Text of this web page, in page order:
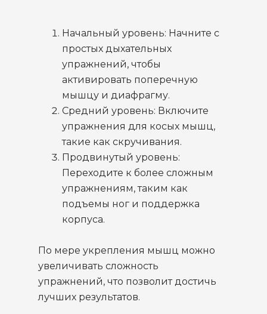
Начальный уровень: Начните с
простых дыхательных
упражнений, чтобы
активировать поперечную
мышцу и диафрагму.
Средний уровень: Включите
упражнения для косых мышц,
такие как скручивания.
Продвинутый уровень:
Переходите к более сложным
упражнениям, таким как
подъемы ног и поддержка
корпуса.
По мере укрепления мышц можно
увеличивать сложность
упражнений, что позволит достичь
лучших результатов.